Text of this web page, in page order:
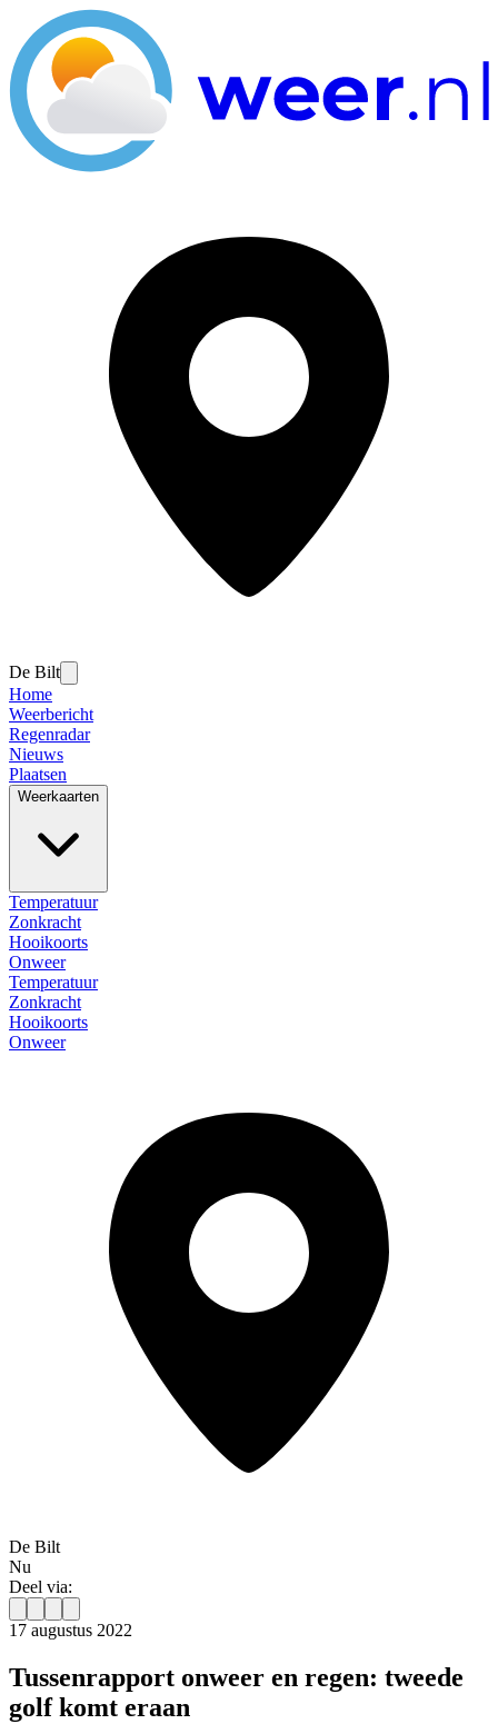
De Bilt
Home
Weerbericht
Regenradar
Nieuws
Plaatsen
Weerkaarten
Temperatuur
Zonkracht
Hooikoorts
Onweer
Temperatuur
Zonkracht
Hooikoorts
Onweer
De Bilt
Nu
Deel via:
17 augustus 2022
Tussenrapport onweer en regen: tweede
golf komt eraan